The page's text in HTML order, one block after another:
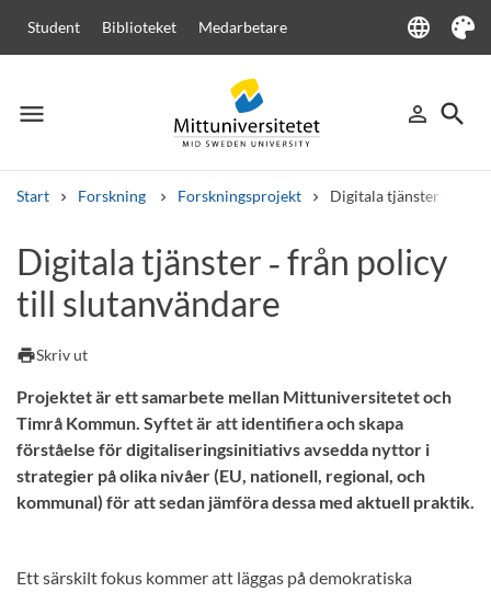
Student Biblioteket Medarbetare language
Language
Tema
menu
Meny person_outline
Logga in
search
Sök
Start Forskning Forskningsprojekt Digitala tjänster - från
Andra söktjänster
Kurser och programKursplanerVälkomstbrev
Digitala tjänster ‑ från policy
till slutanvändare
printSkriv ut
Projektet är ett samarbete mellan Mittuniversitetet och
Timrå Kommun. Syftet är att identifiera och skapa
förståelse för digitaliseringsinitiativs avsedda nyttor i
strategier på olika nivåer (EU, nationell, regional, och
kommunal) för att sedan jämföra dessa med aktuell praktik.
Ett särskilt fokus kommer att läggas på demokratiska